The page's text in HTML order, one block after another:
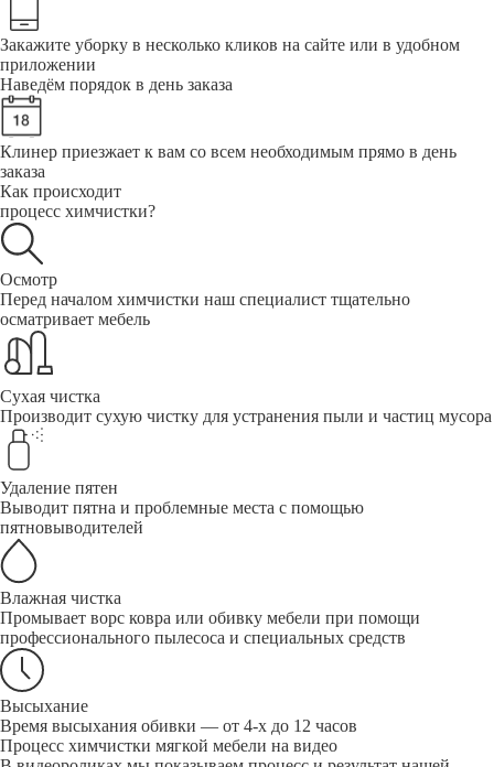
Закажите уборку в несколько кликов на сайте или в удобном
приложении
Наведём порядок в день заказа
Клинер приезжает к вам со всем необходимым прямо в день
заказа
Как происходит
процесс химчистки?
Осмотр
Перед началом химчистки наш специалист тщательно
осматривает мебель
Сухая чистка
Производит сухую чистку для устранения пыли и частиц мусора
Удаление пятен
Выводит пятна и проблемные места с помощью
пятновыводителей
Влажная чистка
Промывает ворс ковра или обивку мебели при помощи
профессионального пылесоса и специальных средств
Высыхание
Время высыхания обивки — от 4-х до 12 часов
Процесс химчистки мягкой мебели на видео